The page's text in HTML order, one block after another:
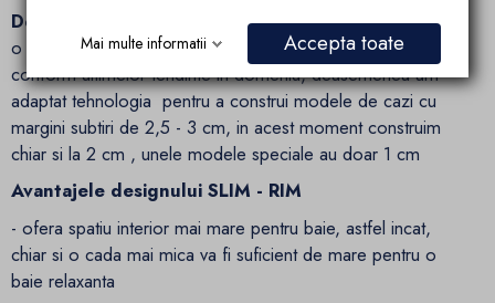
Design minimalist/modern - Cada este construita dintr-
o foaie de acril subtire si rezistenta fiind proiectata
conform ultimelor tendinte in domeniu, deasemenea am
adaptat tehnologia pentru a construi modele de cazi cu
margini subtiri de 2,5 - 3 cm, in acest moment construim
chiar si la 2 cm , unele modele speciale au doar 1 cm
Avantajele designului SLIM - RIM
- ofera spatiu interior mai mare pentru baie, astfel incat,
chiar si o cada mai mica va fi suficient de mare pentru o
baie relaxanta
Mai multe informatii Accepta toate